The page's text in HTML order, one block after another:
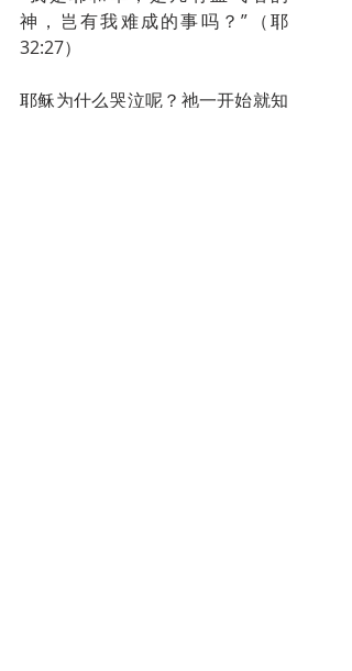
神，岂有我难成的事吗？”（耶
32:27）
耶稣为什么哭泣呢？祂一开始就知